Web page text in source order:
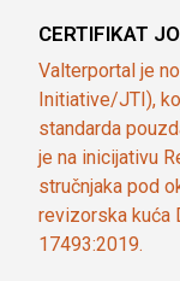
CERTIFIKAT
Valterportal je
Initiative/JTI),
standarda
je na inicijativu
stručnjaka pod
revizorska kuća
17493:2019.